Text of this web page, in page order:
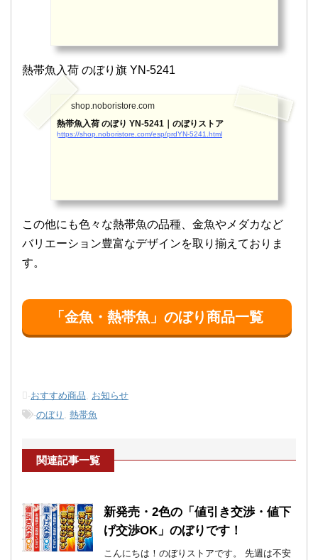
熱帯魚入荷 のぼり旗 YN-5241
shop.noboristore.com
熱帯魚入荷 のぼり YN-5241｜のぼりストア
https://shop.noboristore.com/esp/prdYN-5241.html
この他にも色々な熱帯魚の品種、金魚やメダカなど
バリエーション豊富なデザインを取り揃えておりま
す。
「金魚・熱帯魚」のぼり商品一覧
-おすすめ商品, お知らせ
-のぼり , 熱帯魚
関連記事一覧
新発売・2色の「値引き交渉・値下
げ交渉OK」のぼりです！
こんにちは！のぼりストアです。 先週は不安